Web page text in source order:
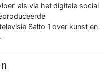
als via het digitale social
Salto 1 over kunst en